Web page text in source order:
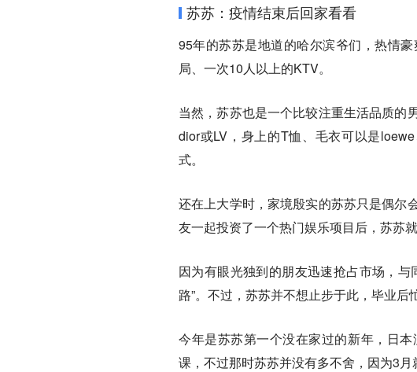
苏苏：疫情结束后回家看看
95年的苏苏是地道的哈尔滨爷们，热情
局、一次10人以上的KTV。
当然，苏苏也是一个比较注重生活品质的
dior或LV，身上的T恤、毛衣可以是
式。
还在上大学时，家境殷实的苏苏只是偶尔
友一起投资了一个热门娱乐项目后，苏苏
因为有眼光独到的朋友迅速抢占市场，
路”。不过，苏苏并不想止步于此，毕业后
今年是苏苏第一个没在家过的新年，日
课，不过那时苏苏并没有多不舍，因为3月